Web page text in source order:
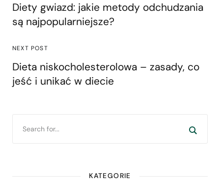
Diety gwiazd: jakie metody odchudzania
są najpopularniejsze?
NEXT POST
Dieta niskocholesterolowa – zasady, co
jeść i unikać w diecie
KATEGORIE